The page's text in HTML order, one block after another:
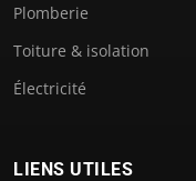
Plomberie
Toiture & isolation
Électricité
LIENS UTILES